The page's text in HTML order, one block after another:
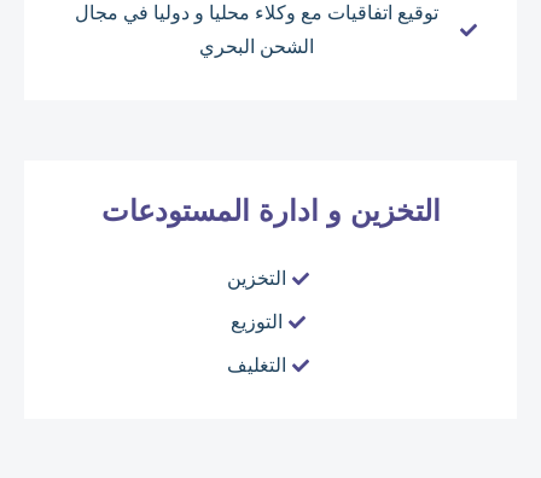
توقيع اتفاقيات مع وكلاء محليا و دوليا في مجال
الشحن البحري
التخزين و ادارة المستودعات
التخزين
التوزيع
التغليف